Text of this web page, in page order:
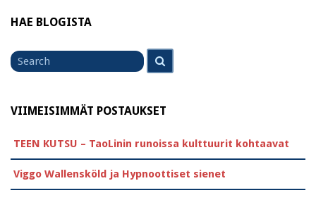
HAE BLOGISTA
Search
for
VIIMEISIMMÄT POSTAUKSET
TEEN KUTSU – TaoLinin runoissa kulttuurit kohtaavat
Viggo Wallensköld ja Hypnoottiset sienet